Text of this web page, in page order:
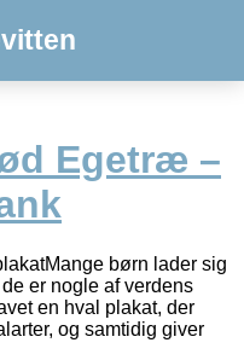
Egetræ –
børn lader sig
er nogle af verdens
en hval plakat, der
og samtidig giver